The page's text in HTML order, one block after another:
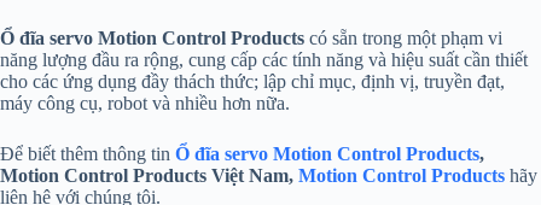
Ổ đĩa servo Motion Control Products có sẵn trong một phạm vi
năng lượng đầu ra rộng, cung cấp các tính năng và hiệu suất cần thiết
cho các ứng dụng đầy thách thức; lập chỉ mục, định vị, truyền đạt,
máy công cụ, robot và nhiều hơn nữa.
Để biết thêm thông tin Ổ đĩa servo Motion Control Products,
Motion Control Products Việt Nam, Motion Control Products hãy
liên hệ với chúng tôi.